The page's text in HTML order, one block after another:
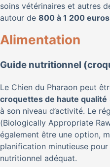
soins vétérinaires et autres
autour de 800 à 1 200 euros
Alimentation
Guide nutritionnel
Le Chien du Pharaon peut
croquettes de haute qualité
à son niveau d’activité. Le
(Biologically Appropriate
également être une option,
planification minutieuse
nutritionnel adéquat.